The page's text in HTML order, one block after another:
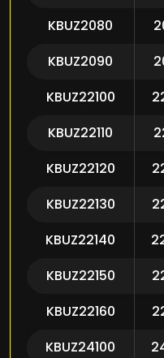
KBUZ2080
KBUZ2090
KBUZ22100
KBUZ22110
KBUZ22120
KBUZ22130
KBUZ22140
KBUZ22150
KBUZ22160
KBUZ24100